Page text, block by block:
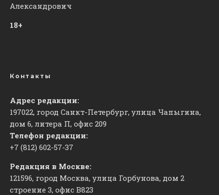
Александрович
18+
Контакты
Адрес редакции:
197022, город Санкт-Петербург, улица Чапыгина,
дом 6, литера П, офис 209
Телефон редакции:
+7 (812) 602-57-37
Редакция в Москве:
121596, город Москва, улица Горбунова, дом 2
строение 3, офис ​В823